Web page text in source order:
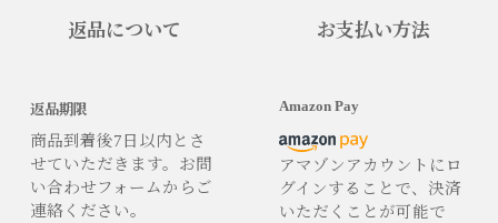
返品について
返品期限
商品到着後7日以内とさ
せていただきます。お問
い合わせフォームからご
連絡ください。
お支払い方法
Amazon Pay
アマゾンアカウントにロ
グインすることで、決済
いただくことが可能で